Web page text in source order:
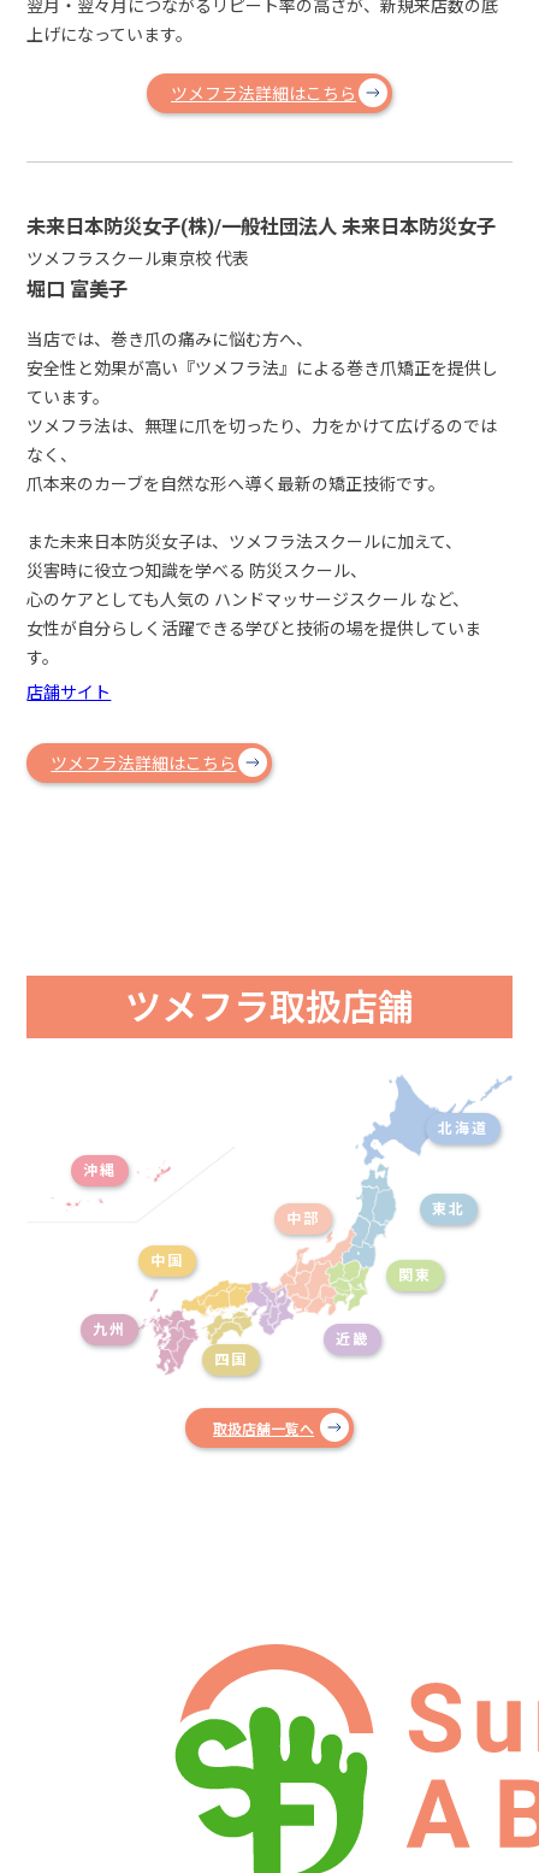
翌月・翌々月につながるリピート率の高さが、新規来店数の底
上げになっています。
ツメフラ法詳細はこちら
未来日本防災女子(株)/一般社団法人 未来日本防災女子
ツメフラスクール東京校 代表
堀口 富美子
当店では、巻き爪の痛みに悩む方へ、
安全性と効果が高い『ツメフラ法』による巻き爪矯正を提供し
ています。
ツメフラ法は、無理に爪を切ったり、力をかけて広げるのでは
なく、
爪本来のカーブを自然な形へ導く最新の矯正技術です。
また未来日本防災女子は、ツメフラ法スクールに加えて、
災害時に役立つ知識を学べる 防災スクール、
心のケアとしても人気の ハンドマッサージスクール など、
女性が自分らしく活躍できる学びと技術の場を提供していま
す。
店舗サイト
ツメフラ法詳細はこちら
ツメフラ取扱店舗
北海道
東北
関東
中部
近畿
中国
四国
九州
沖縄
取扱店舗一覧へ